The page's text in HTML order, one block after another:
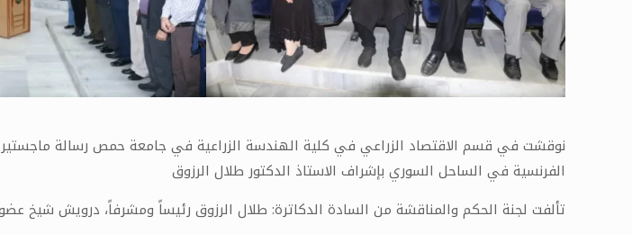
نوقشت في قسم الاقتصاد الزراعي في كلية الهندسة الزراعية في جامعة حمص رسالة ماجستير
الفرنسية في الساحل السوري بإشراف الاستاذ الدكتور طلال الرزوق
تألفت لجنة الحكم والمناقشة من السادة الدكاترة: طلال الرزوق رئيساً ومشرفاً، درويش شيخ